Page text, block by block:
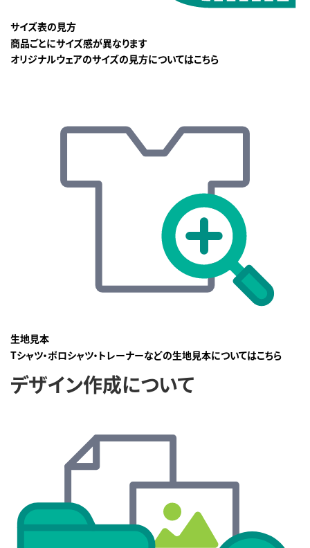
サイズ表の見方
商品ごとにサイズ感が異なります
オリジナルウェアのサイズの見方についてはこちら
生地見本
Tシャツ・ポロシャツ・トレーナーなどの生地見本についてはこちら
デザイン作成について